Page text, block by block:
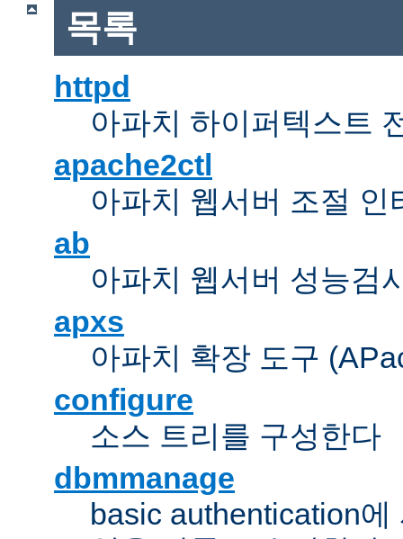
목록
httpd
아파치 하이퍼텍스트
apache2ctl
아파치 웹서버 조절 인
ab
아파치 웹서버 성능검
apxs
아파치 확장 도구
configure
소스 트리를 구성한다
dbmmanage
basic authentication